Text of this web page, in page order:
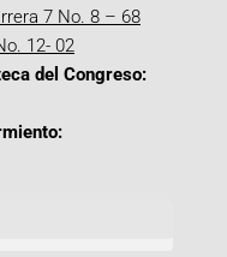
7 No. 8 – 68
12- 02
del Congreso: